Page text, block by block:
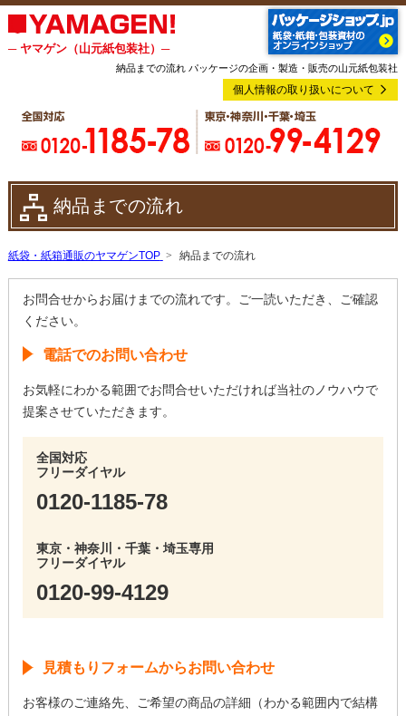
─ ヤマゲン（山元紙包装社）─
納品までの流れ パッケージの企画・製造・販売の山元紙包装社
個人情報の取り扱いについて
納品までの流れ
紙袋・紙箱通販のヤマゲンTOP 納品までの流れ
お問合せからお届けまでの流れです。ご一読いただき、ご確認
ください。
電話でのお問い合わせ
お気軽にわかる範囲でお問合せいただければ当社のノウハウで
提案させていただきます。
全国対応
フリーダイヤル
0120-1185-78
東京・神奈川・千葉・埼玉専用
フリーダイヤル
0120-99-4129
見積もりフォームからお問い合わせ
お客様のご連絡先、ご希望の商品の詳細（わかる範囲内で結構